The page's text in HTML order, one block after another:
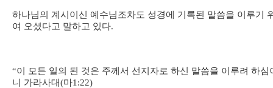
하나님의 계시이신 예수님조차도 성경에 기록된 말씀을 이루기
여 오셨다고 말하고 있다.
“이 모든 일의 된 것은 주께서 선지자로 하신 말씀을 이루려 하심
니 가라사대(마1:22)